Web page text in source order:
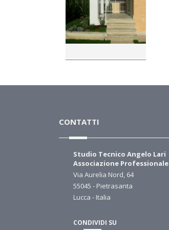
CONTATTI
Studio Tecnico Angelo Lari
Associazione Professionale
Via Aurelia Nord, 64
55045 - Pietrasanta
Lucca - Italia
CONDIVIDI SU